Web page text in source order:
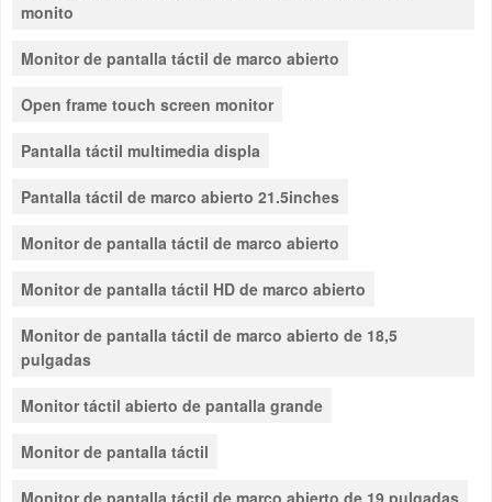
monito
Monitor de pantalla táctil de marco abierto
Open frame touch screen monitor
Pantalla táctil multimedia displa
Pantalla táctil de marco abierto 21.5inches
Monitor de pantalla táctil de marco abierto
Monitor de pantalla táctil HD de marco abierto
Monitor de pantalla táctil de marco abierto de 18,5
pulgadas
Monitor táctil abierto de pantalla grande
Monitor de pantalla táctil
Monitor de pantalla táctil de marco abierto de 19 pulgadas